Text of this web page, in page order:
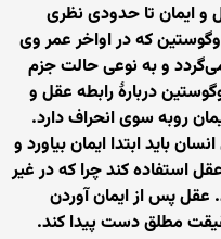
و ایمان تا حدودی نظری
که در اواخر عمر وی
و به نوعی حالت جزم
دربارهٔ رابطه عقل و
روبه سوی انحراف دارد.
باید ابتدا ایمان بیاورد و
استفاده کند چرا که در غیر
پس از ایمان آوردن
مطلق دست پیدا کند.